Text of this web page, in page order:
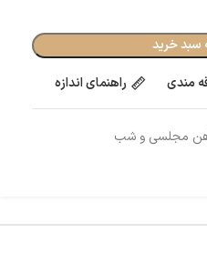
سبد خرید
مندی راهنمای اندازه
مجلسی و شب